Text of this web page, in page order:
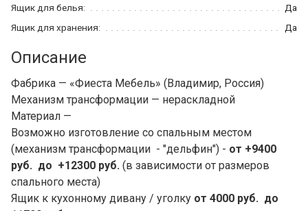
Ящик для белья:
Да
Ящик для хранения:
Да
Описание
Фабрика — «Фиеста Мебель» (Владимир, Россия)
Механизм трансформации — нераскладной
Материал —
Возможно изготовление со спальным местом
(механизм трансформации - "дельфин") - от +9400
руб. до +12300 руб. (в зависимости от размеров
спального места)
Ящик к кухонному дивану / уголку от 4000 руб. до